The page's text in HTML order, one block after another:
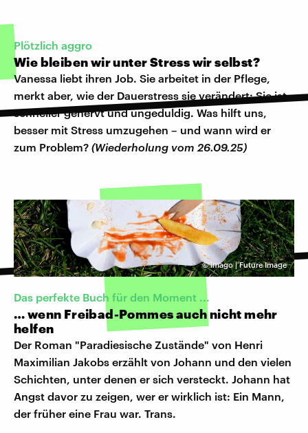
Plötzlich aggro
Wie bleiben wir unter Stress wir selbst?
Vanessa liebt ihren Job. Sie arbeitet in der Pflege,
merkt aber, wie der Dauerstress sie verändert: Sie ist
schneller genervt und ungeduldig. Was hilft uns,
besser mit Stress umzugehen – und wann wird er
zum Problem? (Wiederholung vom 26.09.25)
©Imago | Future Image
Das perfekte Buch für den Moment ...
… wenn Freibad-Pommes auch nicht mehr
helfen
Der Roman "Paradiesische Zustände" von Henri
Maximilian Jakobs erzählt von Johann und den vielen
Schichten, unter denen er sich versteckt. Johann hat
Angst davor zu zeigen, wer er wirklich ist: Ein Mann,
der früher eine Frau war. Trans.